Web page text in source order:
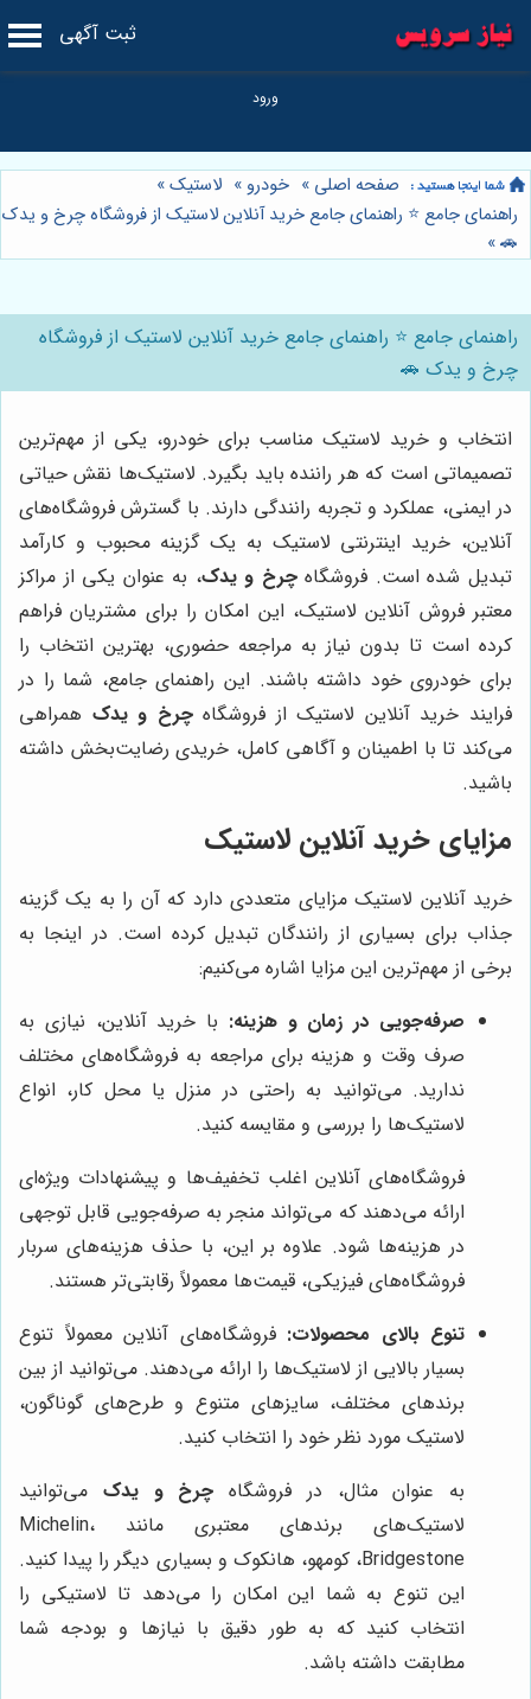
ثبت آگهی
صفحه اصلی » خودرو » لاستیک»
راهنمای جامع ⭐️ راهنمای جامع خرید آنلاین لاستیک از فروشگاه چرخ و یدک
🚗
»
راهنمای جامع ⭐️ راهنمای جامع خرید آنلاین لاستیک از فروشگاه
چرخ و یدک 🚗
انتخاب و خرید لاستیک مناسب برای خودرو، یکی از مهم‌ترین
تصمیماتی است که هر راننده باید بگیرد. لاستیک‌ها نقش حیاتی
در ایمنی، عملکرد و تجربه رانندگی دارند. با گسترش فروشگاه‌های
آنلاین، خرید اینترنتی لاستیک به یک گزینه محبوب و کارآمد
تبدیل شده است. فروشگاهچرخ و یدک، به عنوان یکی از مراکز
معتبر فروش آنلاین لاستیک، این امکان را برای مشتریان فراهم
کرده است تا بدون نیاز به مراجعه حضوری، بهترین انتخاب را
برای خودروی خود داشته باشند. این راهنمای جامع، شما را در
فرایند خرید آنلاین لاستیک از فروشگاهچرخ و یدک همراهی
می‌کند تا با اطمینان و آگاهی کامل، خریدی رضایت‌بخش داشته
باشید.
مزایای خرید آنلاین لاستیک
خرید آنلاین لاستیک مزایای متعددی دارد که آن را به یک گزینه
جذاب برای بسیاری از رانندگان تبدیل کرده است. در اینجا به
برخی از مهم‌ترین این مزایا اشاره می‌کنیم:
صرفه‌جویی در زمان و هزینه: با خرید آنلاین، نیازی به
صرف وقت و هزینه برای مراجعه به فروشگاه‌های مختلف
ندارید. می‌توانید به راحتی در منزل یا محل کار، انواع
لاستیک‌ها را بررسی و مقایسه کنید.
فروشگاه‌های آنلاین اغلب تخفیف‌ها و پیشنهادات ویژه‌ای
ارائه می‌دهند که می‌تواند منجر به صرفه‌جویی قابل توجهی
در هزینه‌ها شود. علاوه بر این، با حذف هزینه‌های سربار
فروشگاه‌های فیزیکی، قیمت‌ها معمولاً رقابتی‌تر هستند.
تنوع بالای محصولات: فروشگاه‌های آنلاین معمولاً تنوع
بسیار بالایی از لاستیک‌ها را ارائه می‌دهند. می‌توانید از بین
برندهای مختلف، سایزهای متنوع و طرح‌های گوناگون،
لاستیک مورد نظر خود را انتخاب کنید.
به عنوان مثال، در فروشگاه چرخ و یدک می‌توانید
لاستیک‌های برندهای معتبری مانند Michelin،
Bridgestone، کومهو، هانکوک و بسیاری دیگر را پیدا کنید.
این تنوع به شما این امکان را می‌دهد تا لاستیکی را
انتخاب کنید که به طور دقیق با نیازها و بودجه شما
مطابقت داشته باشد.